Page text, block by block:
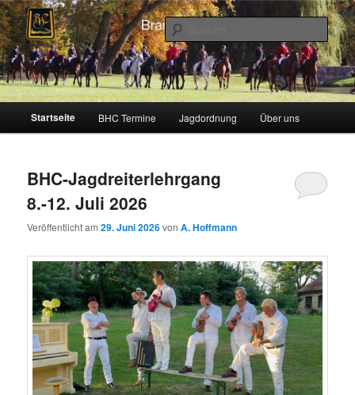
Zum
Inhalt
wechseln
Zum
sekundären
Inhalt
wechselnBrandenburger Hunting Club
Schleppjagden und Vielseitigkeitsreiten in Berlin und Brandenburg
HauptmenüStartseite BHC Termine Jagdordnung Über uns
BHC-Jagdreiterlehrgang
8.-12. Juli 2026
Veröffentlicht am29. Juni 2026vonA. Hoffmann